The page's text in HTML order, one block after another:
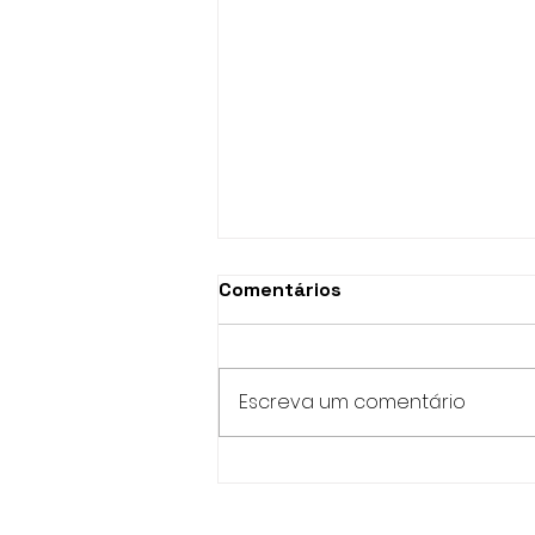
Comentários
Escreva um comentário